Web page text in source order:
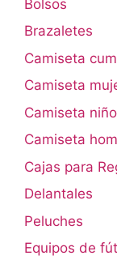
Bolsos
Brazaletes
Camiseta
Camiseta
Camiseta niño
Camiseta
Cajas para
Delantales
Peluches
Equipos de